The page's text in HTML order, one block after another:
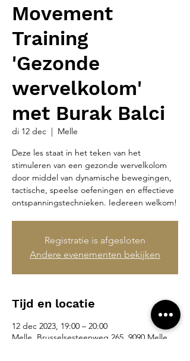
Movement
Training
'Gezonde
wervelkolom'
met Burak Balci
di 12 dec
  |
Melle
Deze les staat in het teken van het
stimuleren van een gezonde wervelkolom
door middel van dynamische bewegingen,
tactische, speelse oefeningen en effectieve
ontspanningstechnieken. Iedereen welkom!
Registratie is afgesloten
Andere evenementen bekijken
Tijd en locatie
12 dec 2023, 19:00 – 20:00
Melle, Brusselsesteenweg 265, 9090 Melle,